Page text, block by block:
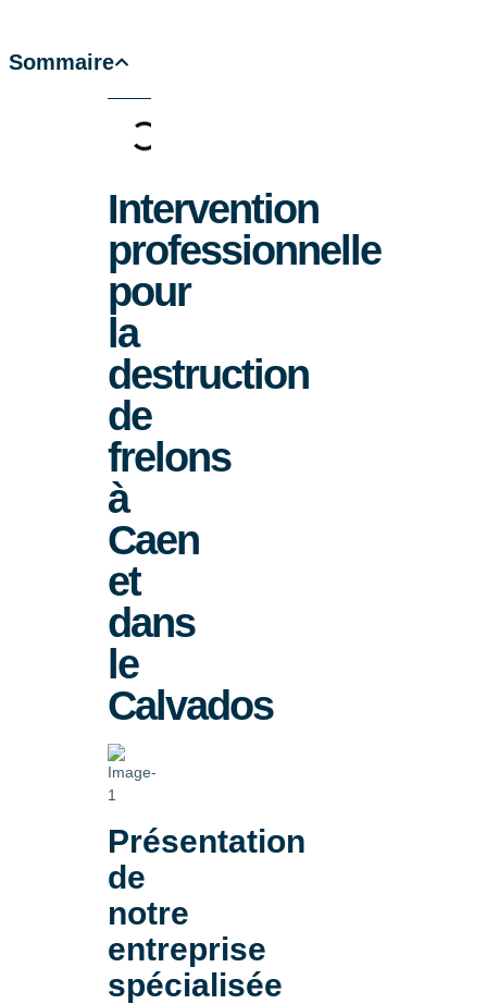
Sommaire
Intervention
professionnelle
pour
la
destruction
de
frelons
à
Caen
et
dans
le
Calvados
Présentation
de
notre
entreprise
spécialisée